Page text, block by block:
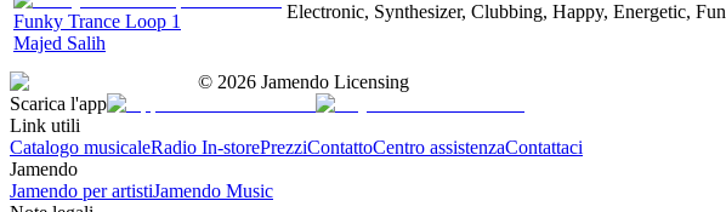
Funky Trance Loop 1
Majed Salih
Electronic, Synthesizer, Clubbing, Happy, Energetic, Fun
© 2026 Jamendo Licensing
Scarica l'app
Link utili
Catalogo musicaleRadio In-storePrezziContattoCentro assistenzaContattaci
Jamendo
Jamendo per artistiJamendo Music